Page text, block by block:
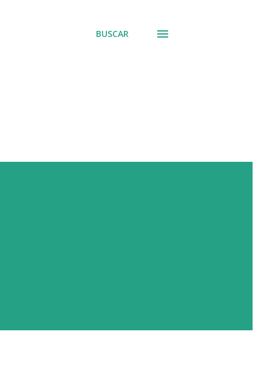
BUSCAR